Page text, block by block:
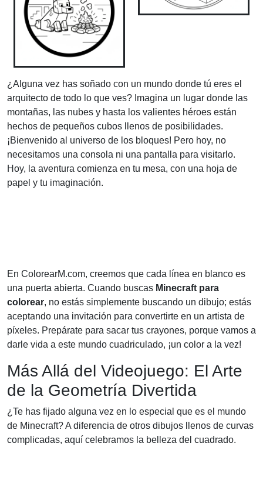
¿Alguna vez has soñado con un mundo donde tú eres el
arquitecto de todo lo que ves? Imagina un lugar donde las
montañas, las nubes y hasta los valientes héroes están
hechos de pequeños cubos llenos de posibilidades.
¡Bienvenido al universo de los bloques! Pero hoy, no
necesitamos una consola ni una pantalla para visitarlo.
Hoy, la aventura comienza en tu mesa, con una hoja de
papel y tu imaginación.
En ColorearM.com, creemos que cada línea en blanco es
una puerta abierta. Cuando buscas Minecraft para
colorear, no estás simplemente buscando un dibujo; estás
aceptando una invitación para convertirte en un artista de
píxeles. Prepárate para sacar tus crayones, porque vamos a
darle vida a este mundo cuadriculado, ¡un color a la vez!
Más Allá del Videojuego: El Arte
de la Geometría Divertida
¿Te has fijado alguna vez en lo especial que es el mundo
de Minecraft? A diferencia de otros dibujos llenos de curvas
complicadas, aquí celebramos la belleza del cuadrado.